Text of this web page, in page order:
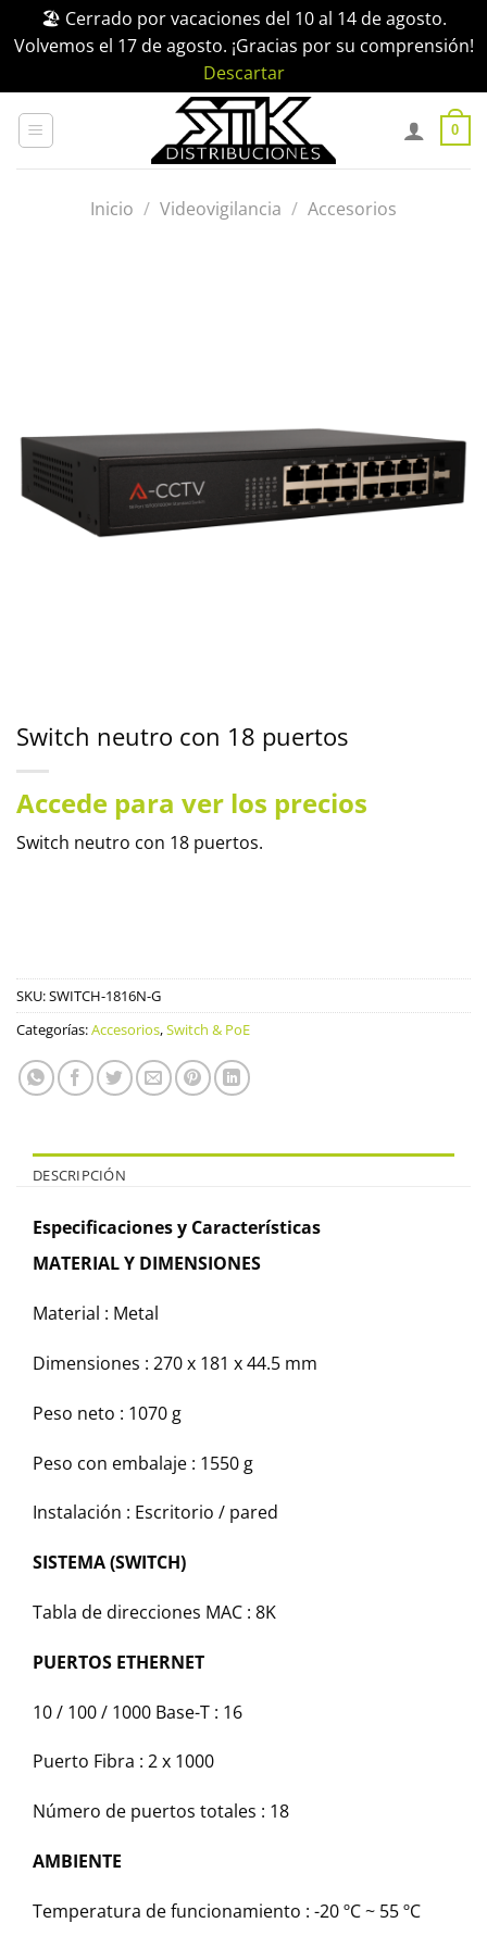
🏖️ Cerrado por vacaciones del 10 al 14 de agosto.
Volvemos el 17 de agosto. ¡Gracias por su comprensión!
Descartar
0
Inicio / Videovigilancia / Accesorios
Switch neutro con 18 puertos
Accede para ver los precios
Switch neutro con 18 puertos.
SKU:SWITCH-1816N-G
Categorías:Accesorios,Switch & PoE
DESCRIPCIÓN
Especificaciones y Características
MATERIAL Y DIMENSIONES
Material : Metal
Dimensiones : 270 x 181 x 44.5 mm
Peso neto : 1070 g
Peso con embalaje : 1550 g
Instalación : Escritorio / pared
SISTEMA (SWITCH)
Tabla de direcciones MAC : 8K
PUERTOS ETHERNET
10 / 100 / 1000 Base-T : 16
Puerto Fibra : 2 x 1000
Número de puertos totales : 18
AMBIENTE
Temperatura de funcionamiento : -20 ºC ~ 55 ºC